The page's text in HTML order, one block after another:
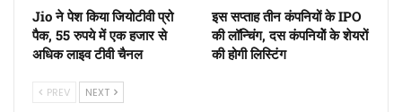
Jio ने पेश किया जियोटीवी प्रो
पैक, 55 रुपये में एक हजार से
अधिक लाइव टीवी चैनल
इस सप्ताह तीन कंपनियों के IPO
की लॉन्चिंग, दस कंपनियोें के शेयरों
की होगी लिस्टिंग
PREV NEXT